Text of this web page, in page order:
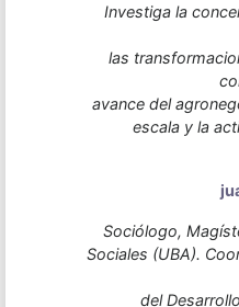
Investiga la
las
avance del
escala y la
Sociólogo,
Sociales (UBA).
del